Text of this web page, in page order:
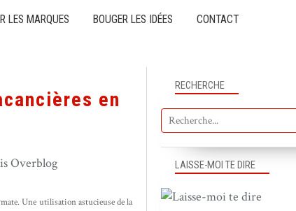
LES MARQUES BOUGER LES IDÉES CONTACT
en
Overblog
Une utilisation astucieuse de la
RECHERCHE
LAISSE-MOI TE DIRE